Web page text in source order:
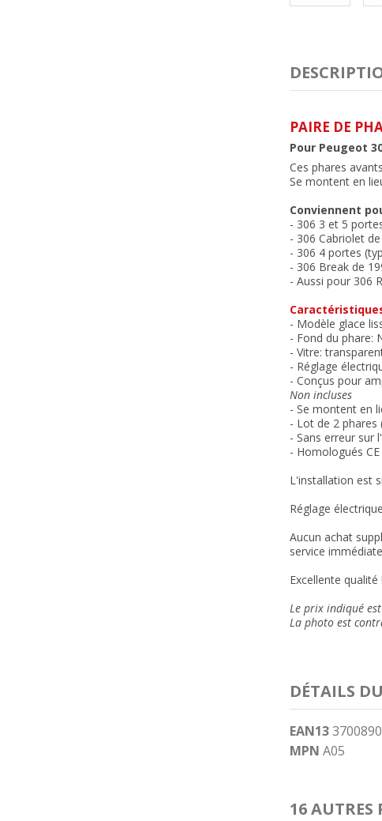
PAIRE DE
Pour Peugeot
Ces phares
Se montent en
Conviennent
- 306 3 et 5
- 306 Cabriolet
- 306 4 portes
- 306 Break de
- Aussi pour 306
- Modèle glace
- Fond du phare:
- Vitre:
- Réglage
- Conçus pour
Non incluses
- Se montent en
- Lot de 2 phares
- Sans erreur sur
- Homologués CE
L'installation est
Réglage
Aucun achat
service
Excellente qualité !
Le prix indiqué
La photo est
DÉTAILS
EAN13
MPN A05
16 AUTRES